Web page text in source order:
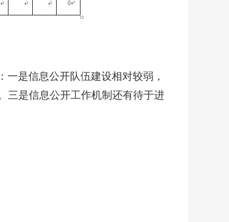
是信息公开队伍建设相对较弱，
三是信息公开工作机制还有待于进